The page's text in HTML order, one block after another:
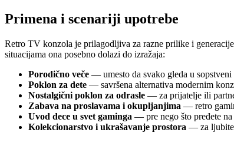
Primena i scenariji upotrebe
Retro TV konzola je prilagodljiva za razne prilike i
situacijama ona posebno dolazi do izražaja:
Porodično veče — umesto da svako gleda u
Poklon za dete — savršena alternativa modernim
Nostalgični poklon za odrasle — za prijatelje ili
Zabava na proslavama i okupljanjima — retro
Uvod dece u svet gaminga — pre nego što pređete
Kolekcionarstvo i ukrašavanje prostora — za